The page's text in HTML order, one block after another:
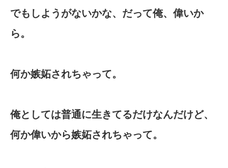
でもしようがないかな、だって俺、偉いか
ら。
何か嫉妬されちゃって。
俺としては普通に生きてるだけなんだけど、
何か偉いから嫉妬されちゃって。